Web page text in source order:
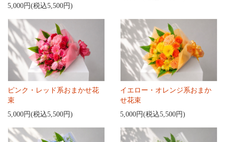
5,000円(税込5,500円)
ピンク・レッド系おまかせ花
束
5,000円(税込5,500円)
イエロー・オレンジ系おまか
せ花束
5,000円(税込5,500円)